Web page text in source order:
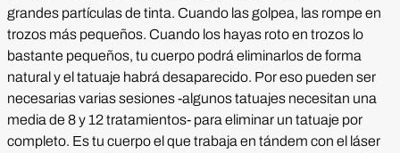
grandes partículas de tinta. Cuando las golpea, las rompe en
trozos más pequeños. Cuando los hayas roto en trozos lo
bastante pequeños, tu cuerpo podrá eliminarlos de forma
natural y el tatuaje habrá desaparecido. Por eso pueden ser
necesarias varias sesiones -algunos tatuajes necesitan una
media de 8 y 12 tratamientos- para eliminar un tatuaje por
completo. Es tu cuerpo el que trabaja en tándem con el láser